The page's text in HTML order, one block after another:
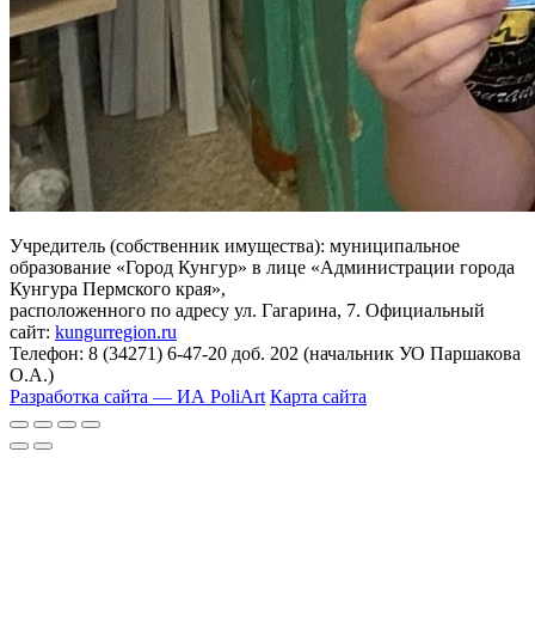
Учредитель (собственник имущества): муниципальное
образование «Город Кунгур» в лице «Администрации города
Кунгура Пермского края»,
расположенного по адресу ул. Гагарина, 7. Официальный
сайт: kungurregion.ru
Телефон: 8 (34271) 6-47-20 доб. 202 (начальник УО Паршакова
О.А.)
Разработка сайта — ИА PoliArt Карта сайта